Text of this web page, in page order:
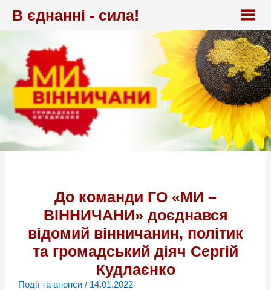
В єднанні - сила!
До команди ГО «МИ –
ВІННИЧАНИ» доєднався
відомий вінничанин, політик
та громадський діяч Сергій
Кудлаєнко
Події та анонси/ 14.01.2022